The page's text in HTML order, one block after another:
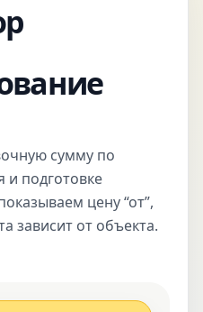
сумму по
подготовке
цену “от”,
зависит от объекта.